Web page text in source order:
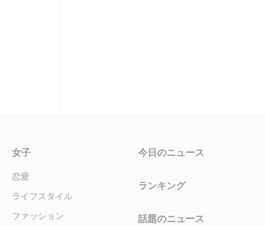
女子
恋愛
ライフスタイル
ファッション
今日のニュース
ランキング
話題のニュース